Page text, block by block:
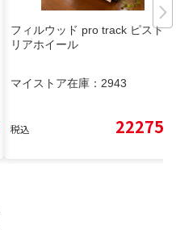
フィルウッド pro track ピスト
リアホイール
マイストア在庫： 2943
税込 22275